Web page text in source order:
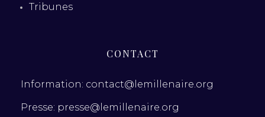
Tribunes
CONTACT
Information: contact@lemillenaire.org
Presse: presse@lemillenaire.org